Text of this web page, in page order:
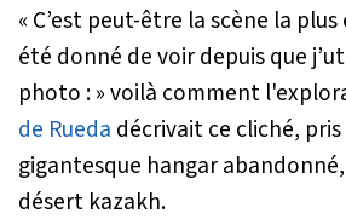
« C’est peut-être la scène la plus
été donné de voir depuis que
photo : »voilà comment
de Rueda décrivait ce cliché,
gigantesque hangar
désert kazakh.